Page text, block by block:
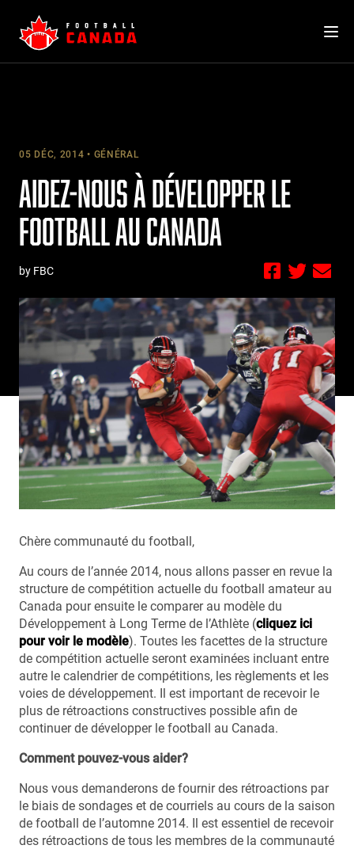
content
05 DÉC, 2014 GÉNÉRAL
AIDEZ-NOUS À DÉVELOPPER LE
FOOTBALL AU CANADA
by FBC
Chère communauté du football,
Au cours de l’année 2014, nous allons passer en revue la
structure de compétition actuelle du football amateur au
Canada pour ensuite le comparer au modèle du
Développement à Long Terme de l’Athlète (cliquez ici
pour voir le modèle). Toutes les facettes de la structure
de compétition actuelle seront examinées incluant entre
autre le calendrier de compétitions, les règlements et les
voies de développement. Il est important de recevoir le
plus de rétroactions constructives possible afin de
continuer de développer le football au Canada.
Comment pouvez-vous aider?
Nous vous demanderons de fournir des rétroactions par
le biais de sondages et de courriels au cours de la saison
de football de l’automne 2014. Il est essentiel de recevoir
des rétroactions de tous les membres de la communauté